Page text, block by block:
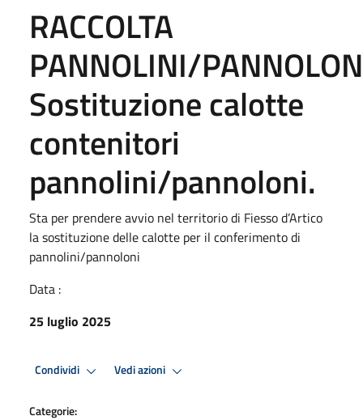
RACCOLTA
PANNOLINI/
Sostituzione calotte
contenitori
pannolini/pannoloni.
Sta per prendere avvio nel territorio di Fiesso d’Artico
la sostituzione delle calotte per il conferimento di
pannolini/pannoloni
Data :
25 luglio 2025
Condividi Vedi azioni
Categorie: